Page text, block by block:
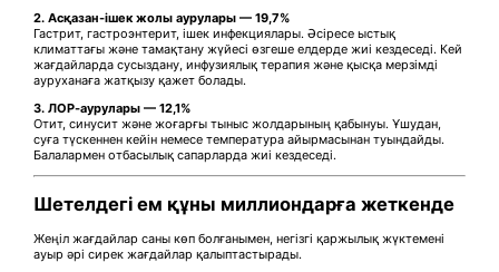
2. Асқазан-ішек жолы аурулары — 19,7%
Гастрит, гастроэнтерит, ішек инфекциялары. Әсіресе ыстық
климаттағы және тамақтану жүйесі өзгеше елдерде жиі кездеседі. Кей
жағдайларда сусыздану, инфузиялық терапия және қысқа мерзімді
ауруханаға жатқызу қажет болады.
3. ЛОР-аурулары — 12,1%
Отит, синусит және жоғарғы тыныс жолдарының қабынуы. Ұшудан,
суға түскеннен кейін немесе температура айырмасынан туындайды.
Балалармен отбасылық сапарларда жиі кездеседі.
Шетелдегі ем құны миллиондарға жеткенде
Жеңіл жағдайлар саны көп болғанымен, негізгі қаржылық жүктемені
ауыр әрі сирек жағдайлар қалыптастырады.